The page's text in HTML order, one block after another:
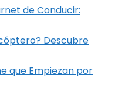
de Conducir:
Descubre
que Empiezan por